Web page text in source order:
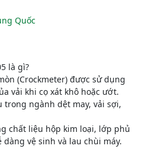
Quốc
là gì?
(Crockmeter) được sử dụng
vải khi cọ xát khô hoặc ướt.
ngành dệt may, vải sợi,
chất liệu hộp kim loại, lớp phủ
vệ sinh và lau chùi máy.